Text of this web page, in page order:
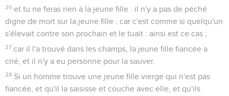
26 et tu ne feras rien à la jeune fille : il n'y a pas de péché
digne de mort sur la jeune fille : car c'est comme si quelqu'un
s'élevait contre son prochain et le tuait : ainsi est ce cas ;
27 car il l'a trouvé dans les champs, la jeune fille fiancée a
crié, et il n'y a eu personne pour la sauver.
28 Si un homme trouve une jeune fille vierge qui n'est pas
fiancée, et qu'il la saisisse et couche avec elle, et qu'ils